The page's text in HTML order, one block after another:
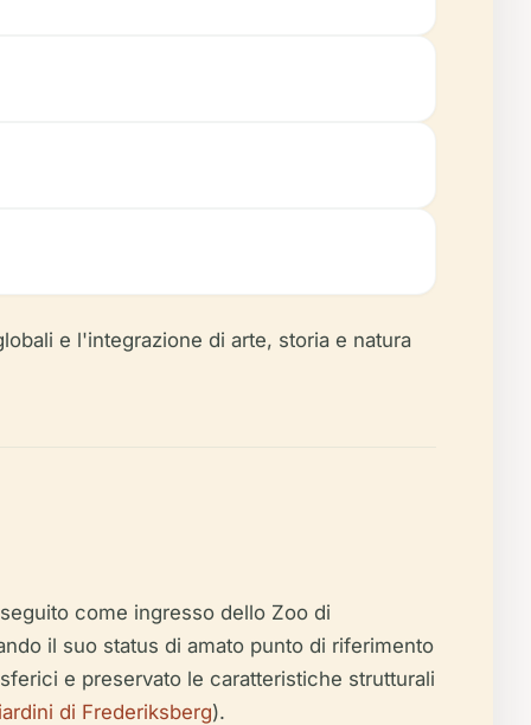
e l'integrazione di arte, storia e natura
come ingresso dello Zoo di
il suo status di amato punto di riferimento
e preservato le caratteristiche strutturali
di Frederiksberg).